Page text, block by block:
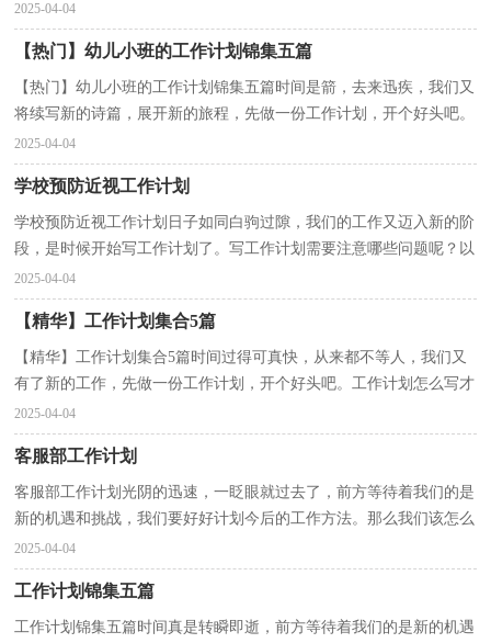
避免自嗨型工作计划呢？下面是小编为大家整理的个人...
2025-04-04
【热门】幼儿小班的工作计划锦集五篇
【热门】幼儿小班的工作计划锦集五篇时间是箭，去来迅疾，我们又
将续写新的诗篇，展开新的旅程，先做一份工作计划，开个好头吧。
工作计划怎么写才能发挥它最大的作用呢？下面是小编收集...
2025-04-04
学校预防近视工作计划
学校预防近视工作计划日子如同白驹过隙，我们的工作又迈入新的阶
段，是时候开始写工作计划了。写工作计划需要注意哪些问题呢？以
下是小编为大家收集的学校预防近视工作计划，仅供参...
2025-04-04
【精华】工作计划集合5篇
【精华】工作计划集合5篇时间过得可真快，从来都不等人，我们又
有了新的工作，先做一份工作计划，开个好头吧。工作计划怎么写才
不会流于形式呢？下面是小编精心整理的工作计划5篇，欢迎...
2025-04-04
客服部工作计划
客服部工作计划光阴的迅速，一眨眼就过去了，前方等待着我们的是
新的机遇和挑战，我们要好好计划今后的工作方法。那么我们该怎么
去写工作计划呢？以下是小编收集整理的客服部工作计...
2025-04-04
工作计划锦集五篇
工作计划锦集五篇时间真是转瞬即逝，前方等待着我们的是新的机遇